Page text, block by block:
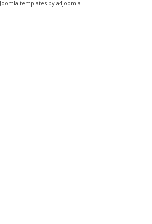
Joomla templates by a4joomla